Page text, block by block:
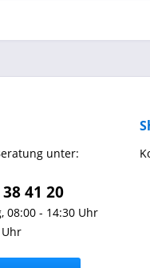
unter:
41 20
08:00 - 14:30 Uhr
Uhr